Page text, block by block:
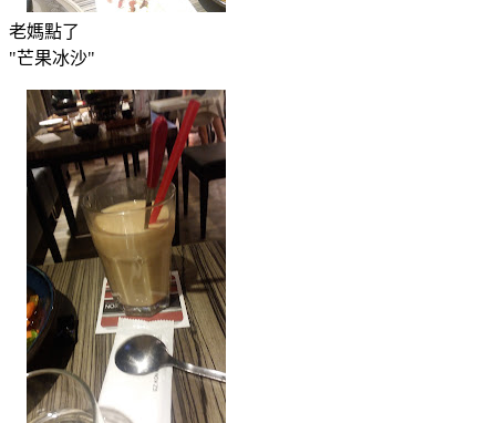
老媽點了
"芒果冰沙"